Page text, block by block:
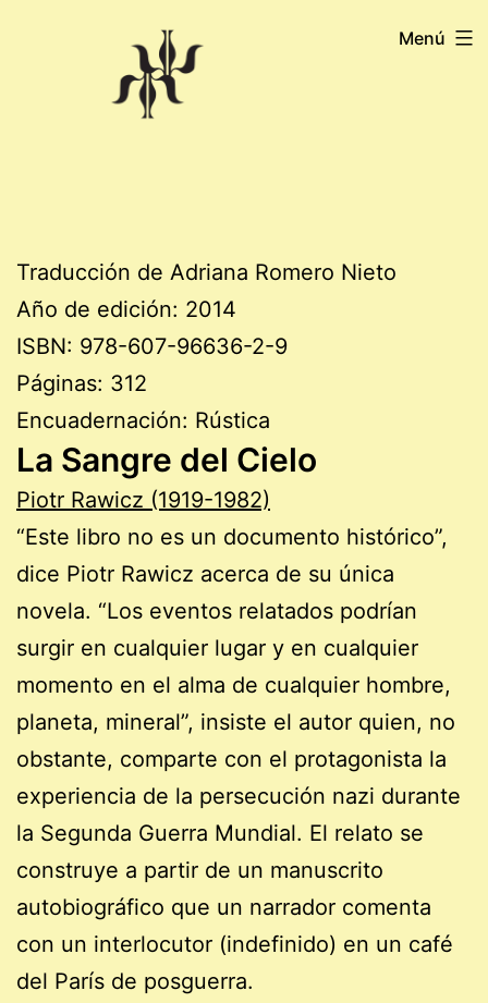
Menú
Traducción de Adriana Romero Nieto
Año de edición: 2014
ISBN: 978-607-96636-2-9
Páginas: 312
Encuadernación: Rústica
La Sangre del Cielo
Piotr Rawicz (1919-1982)
“Este libro no es un documento histórico”,
dice Piotr Rawicz acerca de su única
novela. “Los eventos relatados podrían
surgir en cualquier lugar y en cualquier
momento en el alma de cualquier hombre,
planeta, mineral”, insiste el autor quien, no
obstante, comparte con el protagonista la
experiencia de la persecución nazi durante
la Segunda Guerra Mundial. El relato se
construye a partir de un manuscrito
autobiográfico que un narrador comenta
con un interlocutor (indefinido) en un café
del París de posguerra.